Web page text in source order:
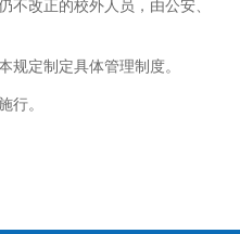
不改正的校外人员，由公安、
规定制定具体管理制度。
行。